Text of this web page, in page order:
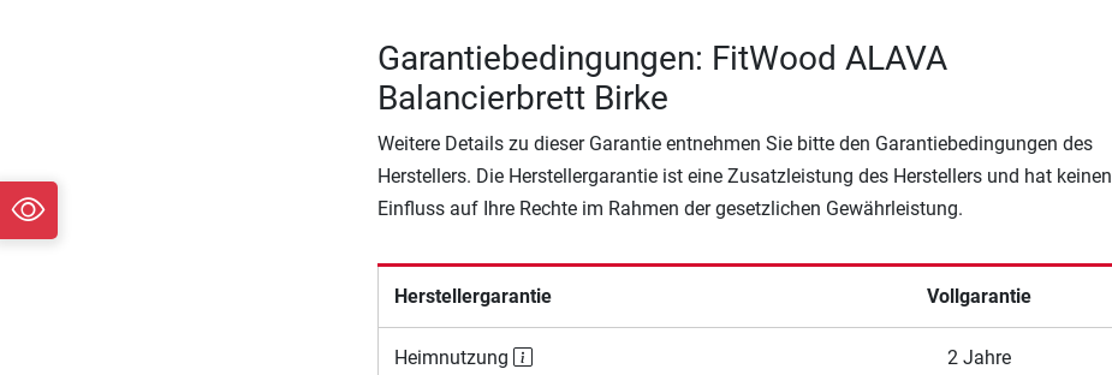
Garantiebedingungen: FitWood ALAVA
Balancierbrett Birke
Weitere Details zu dieser Garantie entnehmen Sie bitte den Garantiebedingungen des
Herstellers. Die Herstellergarantie ist eine Zusatzleistung des Herstellers und hat keinen
Einfluss auf Ihre Rechte im Rahmen der gesetzlichen Gewährleistung.
Herstellergarantie Vollgarantie
Heimnutzung 2 Jahre